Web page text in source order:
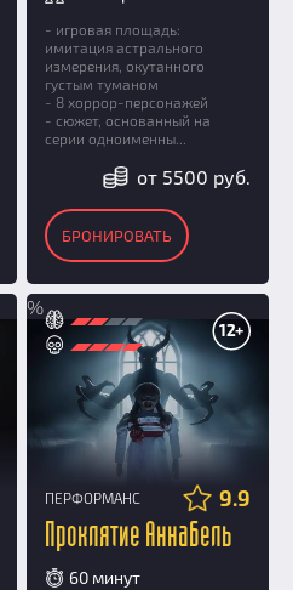
- игровая площадь:
имитация астрального
измерения, окутанного
густым туманом
- 8 хоррор-персонажей
- сюжет, основанный на
серии одноименны...
от 5500 руб.
БРОНИРОВАТЬ
%
12+
ПЕРФОРМАНС 9.9
Проклятие Аннабель
60 минут